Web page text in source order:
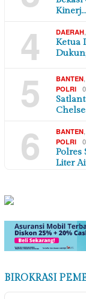
Kinerj…
4 DAERAH,
Ketua
5 BANTEN,
POLRI
6 BANTEN,
POLRI
Polres
Liter
BIROKRASI